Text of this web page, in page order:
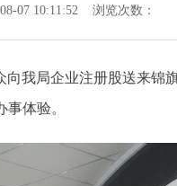
07 10:11:52 浏览次数：
向我局企业注册股送来锦
体验。